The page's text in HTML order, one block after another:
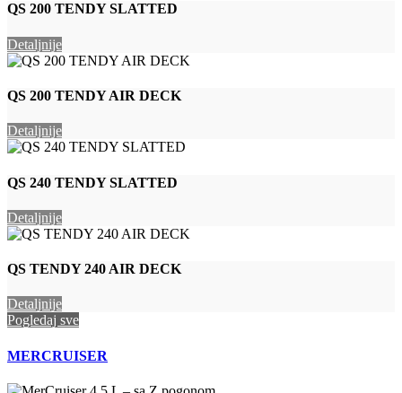
QS 200 TENDY SLATTED
Detaljnije
QS 200 TENDY AIR DECK
Detaljnije
QS 240 TENDY SLATTED
Detaljnije
QS TENDY 240 AIR DECK
Detaljnije
Pogledaj sve
MERCRUISER